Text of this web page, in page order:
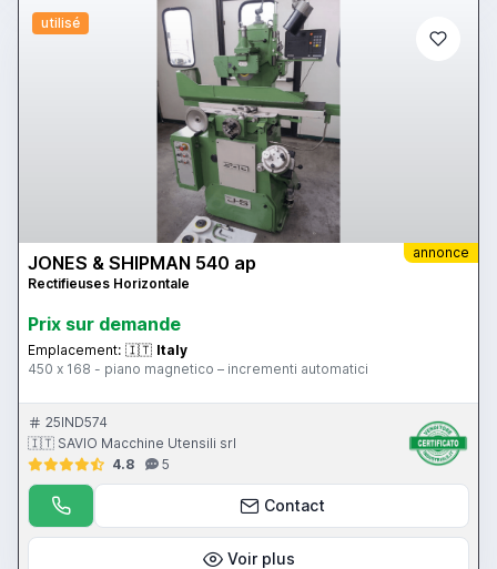
utilisé
annonce
JONES & SHIPMAN 540 ap
Rectifieuses Horizontale
Prix ​​sur demande
Emplacement: 🇮🇹 Italy
450 x 168 - piano magnetico – incrementi automatici
25IND574
🇮🇹 SAVIO Macchine Utensili srl
4.8
5
Contact
Voir plus